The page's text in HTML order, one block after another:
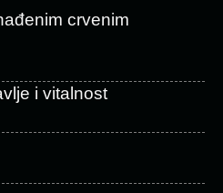
crvenim
i vitalnost